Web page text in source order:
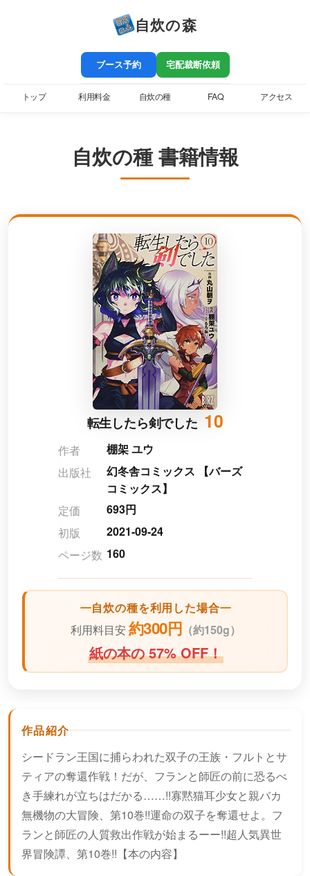
自炊の森
ブース予約 宅配裁断依頼
トップ 利用料金 自炊の種 FAQ アクセス
自炊の種 書籍情報
転生したら剣でした 10
作者
棚架 ユウ
出版社
幻冬舎コミックス 【バーズ
コミックス】
定価
693円
初版
2021-09-24
ページ数 160
自炊の種を利用した場合
利用料目安 約300円 （約150g）
紙の本の 57% OFF！
作品紹介
シードラン王国に捕らわれた双子の王族・フルトとサ
ティアの奪還作戦！だが、フランと師匠の前に恐るべ
き手練れが立ちはだかる……!!寡黙猫耳少女と親バカ
無機物の大冒険、第10巻!!運命の双子を奪還せよ。フ
ランと師匠の人質救出作戦が始まるーー!!超人気異世
界冒険譚、第10巻!!【本の内容】